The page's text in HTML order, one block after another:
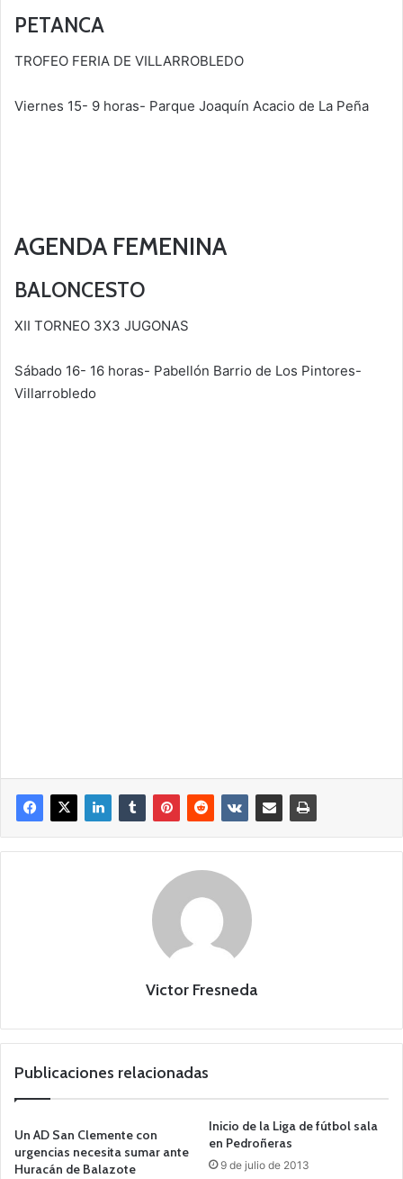
PETANCA
TROFEO FERIA DE VILLARROBLEDO
Viernes 15- 9 horas- Parque Joaquín Acacio de La Peña
AGENDA FEMENINA
BALONCESTO
XII TORNEO 3X3 JUGONAS
Sábado 16- 16 horas- Pabellón Barrio de Los Pintores-
Villarrobledo
Victor Fresneda
Publicaciones relacionadas
Un AD San Clemente con
urgencias necesita sumar ante
Huracán de Balazote
Inicio de la Liga de fútbol sala
en Pedroñeras
9 de julio de 2013